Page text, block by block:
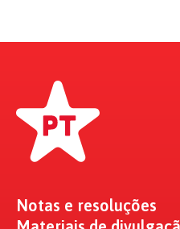
Notas e resoluções